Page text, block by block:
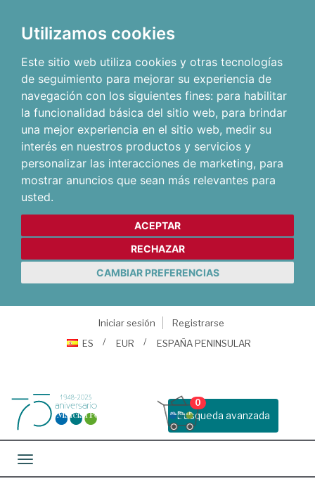
Utilizamos cookies
Este sitio web utiliza cookies y otras tecnologías
de seguimiento para mejorar su experiencia de
navegación con los siguientes fines: para habilitar
la funcionalidad básica del sitio web, para brindar
una mejor experiencia en el sitio web, medir su
interés en nuestros productos y servicios y
personalizar las interacciones de marketing, para
mostrar anuncios que sean más relevantes para
usted.
ACEPTAR
RECHAZAR
CAMBIAR PREFERENCIAS
Iniciar sesión
Registrarse
ES
EUR ESPAÑA PENINSULAR
Busqueda avanzada
0
Toggle navigation